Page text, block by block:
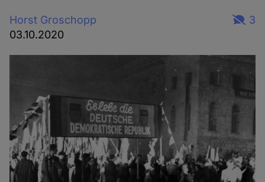
Horst Groschopp
03.10.2020
3